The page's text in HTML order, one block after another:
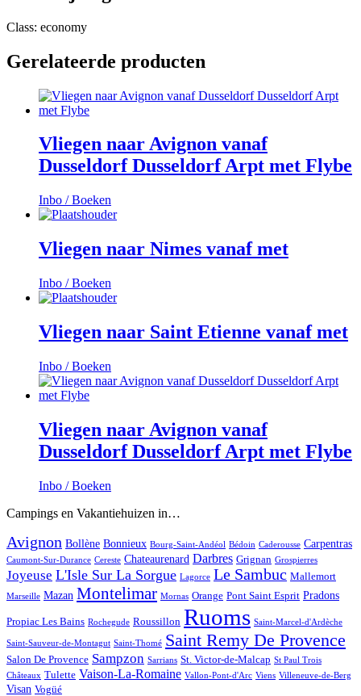
Class: economy
Gerelateerde producten
Vliegen naar Avignon vanaf
Dusseldorf Dusseldorf Arpt met Flybe
Inbo / Boeken
Vliegen naar Nimes vanaf met
Inbo / Boeken
Vliegen naar Saint Etienne vanaf met
Inbo / Boeken
Vliegen naar Avignon vanaf
Dusseldorf Dusseldorf Arpt met Flybe
Inbo / Boeken
Campings en Vakantiehuizen in…
Avignon Bollène Bonnieux Bourg-Saint-Andéol Bédoin Caderousse Carpentras
Caumont-Sur-Durance Cereste Chateaurenard Darbres Grignan Grospierres
Joyeuse L'Isle Sur La Sorgue Lagorce Le Sambuc Mallemort
Marseille Mazan Montelimar Mornas Orange Pont Saint Esprit Pradons
Propiac Les Bains Rochegude Roussillon Ruoms Saint-Marcel-d'Ardèche
Saint-Sauveur-de-Montagut Saint-Thomé Saint Remy De Provence
Salon De Provence Sampzon Sarrians St. Victor-de-Malcap St Paul Trois
Châteaux Tulette Vaison-La-Romaine Vallon-Pont-d'Arc Viens Villeneuve-de-Berg
Visan Vogüé